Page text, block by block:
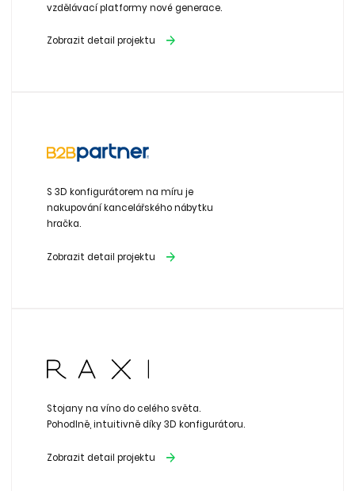
vzdělávací platformy nové generace.
Zobrazit detail projektu
S 3D konfigurátorem na míru je
nakupování kancelářského nábytku
hračka.
Zobrazit detail projektu
Stojany na víno do celého světa.
Pohodlně, intuitivně díky 3D konfigurátoru.
Zobrazit detail projektu